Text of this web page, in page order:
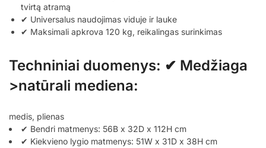
tvirtą atramą
✔ Universalus naudojimas viduje ir lauke
✔ Maksimali apkrova 120 kg, reikalingas surinkimas
Techniniai duomenys: ✔ Medžiaga
>natūrali mediena:
medis, plienas
✔ Bendri matmenys: 56B x 32D x 112H cm
✔ Kiekvieno lygio matmenys: 51W x 31D x 38H cm